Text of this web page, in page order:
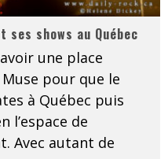
ses shows au Québec
une place
pour que le
à Québec puis
l’espace de
Avec autant de